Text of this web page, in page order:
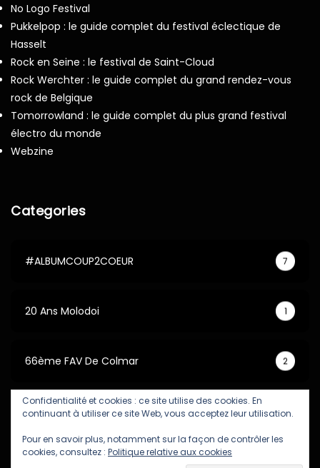
No Logo Festival
Pukkelpop : le guide complet du festival éclectique de
Hasselt
Rock en Seine : le festival de Saint-Cloud
Rock Werchter : le guide complet du grand rendez-vous
rock de Belgique
Tomorrowland : le guide complet du plus grand festival
électro du monde
Webzine
Categories
#ALBUMCOUP2COEUR 7
20 Ans Molodoi 1
66ème FAV De Colmar 2
67ème FAV De Colmar 5
Confidentialité et cookies : ce site utilise des cookies. En
continuant à utiliser ce site Web, vous acceptez leur utilisation.
Pour en savoir plus, notamment sur la façon de contrôler les
cookies, consultez : Politique relative aux cookies